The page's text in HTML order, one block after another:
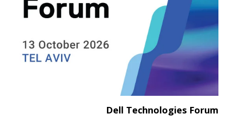
Dell Technologies Forum